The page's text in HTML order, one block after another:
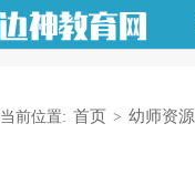
当前位置: 首页 > 幼师资源